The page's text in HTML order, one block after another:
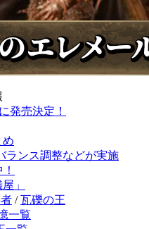
発売決定！
め
ランス調整などが実施
」
/瓦礫の王
一覧